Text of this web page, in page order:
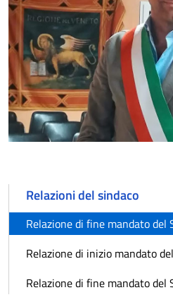
Relazioni del sindaco
Relazione di fine mandato
Relazione di inizio mandato
Relazione di fine mandato